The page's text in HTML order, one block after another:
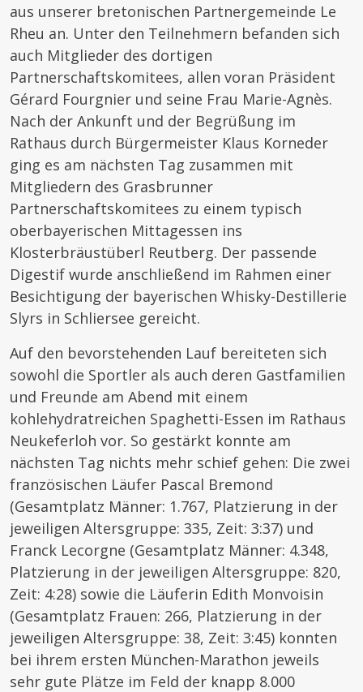
aus unserer bretonischen Partnergemeinde Le
Rheu an. Unter den Teilnehmern befanden sich
auch Mitglieder des dortigen
Partnerschaftskomitees, allen voran Präsident
Gérard Fourgnier und seine Frau Marie-Agnès.
Nach der Ankunft und der Begrüßung im
Rathaus durch Bürgermeister Klaus Korneder
ging es am nächsten Tag zusammen mit
Mitgliedern des Grasbrunner
Partnerschaftskomitees zu einem typisch
oberbayerischen Mittagessen ins
Klosterbräustüberl Reutberg. Der passende
Digestif wurde anschließend im Rahmen einer
Besichtigung der bayerischen Whisky-Destillerie
Slyrs in Schliersee gereicht.
Auf den bevorstehenden Lauf bereiteten sich
sowohl die Sportler als auch deren Gastfamilien
und Freunde am Abend mit einem
kohlehydratreichen Spaghetti-Essen im Rathaus
Neukeferloh vor. So gestärkt konnte am
nächsten Tag nichts mehr schief gehen: Die zwei
französischen Läufer Pascal Bremond
(Gesamtplatz Männer: 1.767, Platzierung in der
jeweiligen Altersgruppe: 335, Zeit: 3:37) und
Franck Lecorgne (Gesamtplatz Männer: 4.348,
Platzierung in der jeweiligen Altersgruppe: 820,
Zeit: 4:28) sowie die Läuferin Edith Monvoisin
(Gesamtplatz Frauen: 266, Platzierung in der
jeweiligen Altersgruppe: 38, Zeit: 3:45) konnten
bei ihrem ersten München-Marathon jeweils
sehr gute Plätze im Feld der knapp 8.000